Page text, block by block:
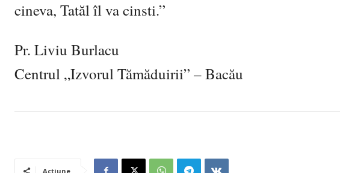
cineva, Tatăl îl va cinsti.”
Pr. Liviu Burlacu
Centrul „Izvorul Tămăduirii” – Bacău
Acțiune